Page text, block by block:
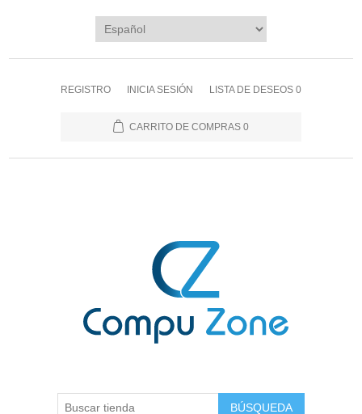
REGISTRO INICIA SESIÓN LISTA DE DESEOS 0
CARRITO DE COMPRAS 0
BÚSQUEDA